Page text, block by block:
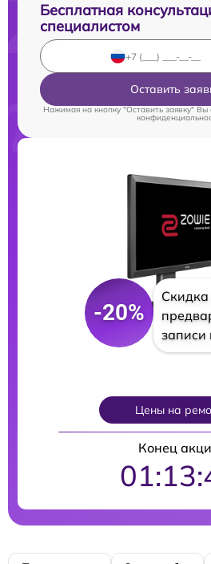
Бесплатная
специалистом
Оставить
Нажимая на кнопку "Оставить заявку" Вы
-20%
Скидка
записи
Цены на
Конец